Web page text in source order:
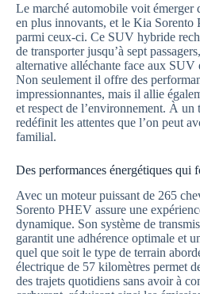
Le marché automobile voit émerger
en plus innovants, et le Kia Sorento
parmi ceux-ci. Ce SUV hybride
de transporter jusqu’à sept
alternative alléchante face aux SUV
Non seulement il offre des
impressionnantes, mais il allie
et respect de l’environnement. À
redéfinit les attentes que l’on peut
familial.
Des performances énergétiques qui
Avec un moteur puissant de 265
Sorento PHEV assure une
dynamique. Son système de
garantit une adhérence optimale et
quel que soit le type de terrain
électrique de 57 kilomètres permet
des trajets quotidiens sans avoir à